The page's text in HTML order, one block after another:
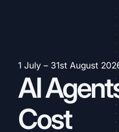
1 July – 31st August
AI
Cost